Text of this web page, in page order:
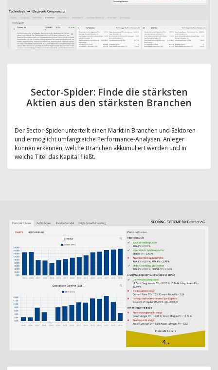
Sector-Spider: Finde die stärksten
Aktien aus den stärksten Branchen
Der Sector-Spider unterteilt einen Markt in Branchen und Sektoren
und ermöglicht umfangreiche Performance-Analysen. Anleger
können erkennen, welche Branchen akkumuliert werden und in
welche Titel das Kapital fließt.